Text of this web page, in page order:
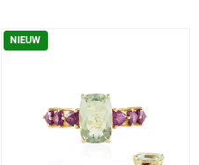
NIEUW